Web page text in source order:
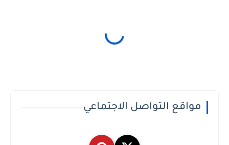
مواقع التواصل الاجتماعي